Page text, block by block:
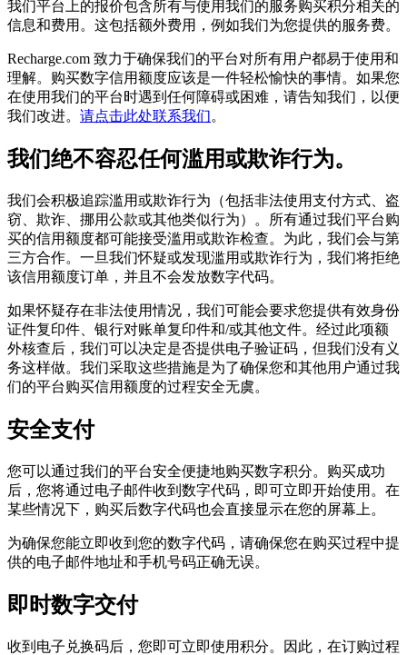
我们平台上的报价包含所有与使用我们的服务购买积分相关的
信息和费用。这包括额外费用，例如我们为您提供的服务费。
Recharge.com 致力于确保我们的平台对所有用户都易于使用和
理解。购买数字信用额度应该是一件轻松愉快的事情。如果您
在使用我们的平台时遇到任何障碍或困难，请告知我们，以便
我们改进。 请点击此处联系我们。
我们绝不容忍任何滥用或欺诈行为。
我们会积极追踪滥用或欺诈行为（包括非法使用支付方式、盗
窃、欺诈、挪用公款或其他类似行为）。所有通过我们平台购
买的信用额度都可能接受滥用或欺诈检查。为此，我们会与第
三方合作。一旦我们怀疑或发现滥用或欺诈行为，我们将拒绝
该信用额度订单，并且不会发放数字代码。
如果怀疑存在非法使用情况，我们可能会要求您提供有效身份
证件复印件、银行对账单复印件和/或其他文件。经过此项额
外核查后，我们可以决定是否提供电子验证码，但我们没有义
务这样做。我们采取这些措施是为了确保您和其他用户通过我
们的平台购买信用额度的过程安全无虞。
安全支付
您可以通过我们的平台安全便捷地购买数字积分。购买成功
后，您将通过电子邮件收到数字代码，即可立即开始使用。在
某些情况下，购买后数字代码也会直接显示在您的屏幕上。
为确保您能立即收到您的数字代码，请确保您在购买过程中提
供的电子邮件地址和手机号码正确无误。
即时数字交付
收到电子兑换码后，您即可立即使用积分。因此，在订购过程